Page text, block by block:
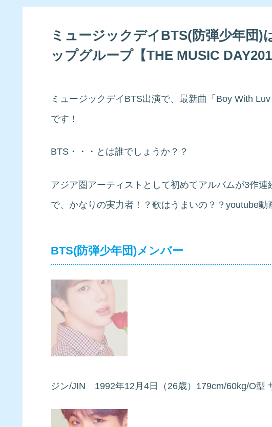
ミュージックデイBTS(防弾少年団)
ップグループ【THE MUSIC
ミュージックデイBTS出演で、最新曲「Boy With
です！
BTS・・・とは誰でしょうか？？
アジア圏アーティストとして初めてアルバムが3作
で、かなりの実力者！？歌はうまいの？？youtube動
BTS(防弾少年団)メンバー
ジン/JIN 1992年12月4日（26歳）179cm/60kg/O型